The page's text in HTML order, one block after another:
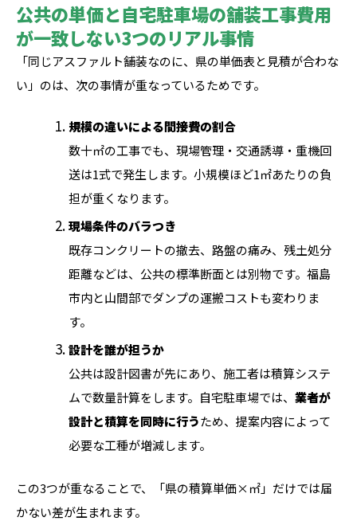
公共の単価と自宅駐車場の舗装工事費用
が一致しない3つのリアル事情
「同じアスファルト舗装なのに、県の単価表と見積が合わな
い」のは、次の事情が重なっているためです。
規模の違いによる間接費の割合
数十㎡の工事でも、現場管理・交通誘導・重機回
送は1式で発生します。小規模ほど1㎡あたりの負
担が重くなります。
現場条件のバラつき
既存コンクリートの撤去、路盤の痛み、残土処分
距離などは、公共の標準断面とは別物です。福島
市内と山間部でダンプの運搬コストも変わりま
す。
設計を誰が担うか
公共は設計図書が先にあり、施工者は積算システ
ムで数量計算をします。自宅駐車場では、 業者が
設計と積算を同時に行うため、提案内容によって
必要な工種が増減します。
この3つが重なることで、「県の積算単価×㎡」だけでは届
かない差が生まれます。